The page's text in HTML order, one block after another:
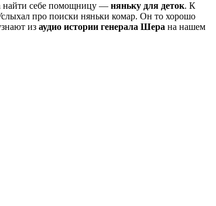
найти себе помощницу — няньку для деток. К
про поиски няньки комар. Он то хорошо
из аудио истории генерала Шера на нашем